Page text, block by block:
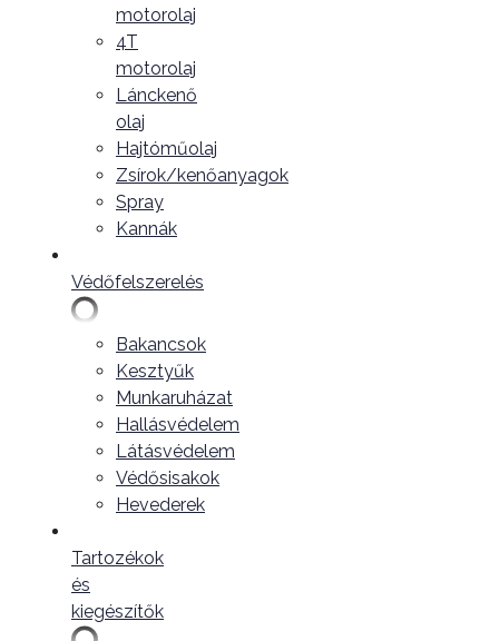
motorolaj
4T
motorolaj
Lánckenő
olaj
Hajtóműolaj
Zsírok/kenőanyagok
Spray
Kannák
Védőfelszerelés
Bakancsok
Kesztyűk
Munkaruházat
Hallásvédelem
Látásvédelem
Védősisakok
Hevederek
Tartozékok
és
kiegészítők